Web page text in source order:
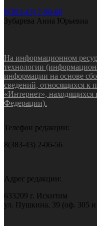
8(383-43) 7-90-60
Зубарева Анна Юрьевна
На информационном
технологии
информации на основе
сведений, относящихся к
«Интернет», находящихся
Федерации).
Телефон редакции:
8(383-43) 2-06-56
Адрес редакции:
633209 г. Искитим
ул. Пушкина, 39 (оф. 305 и